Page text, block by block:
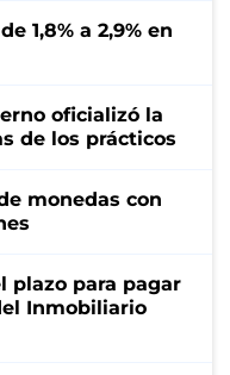
1,8% a 2,9% en
oficializó la
de los prácticos
monedas con
plazo para pagar
Inmobiliario